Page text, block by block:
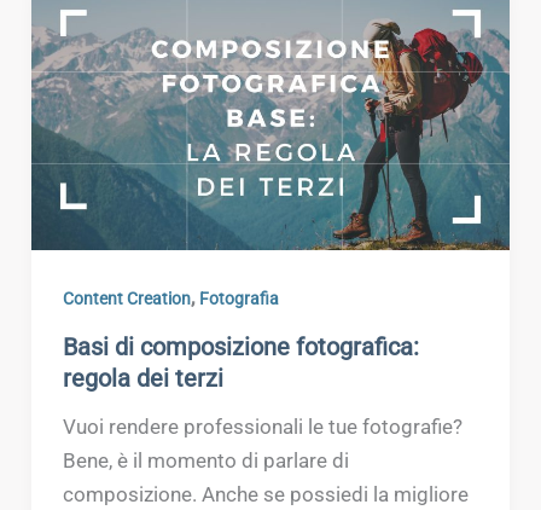
Content Creation, Fotografia
Basi di composizione fotografica:
regola dei terzi
Vuoi rendere professionali le tue fotografie?
Bene, è il momento di parlare di
composizione. Anche se possiedi la migliore